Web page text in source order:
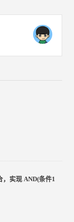
实现 AND(条件1